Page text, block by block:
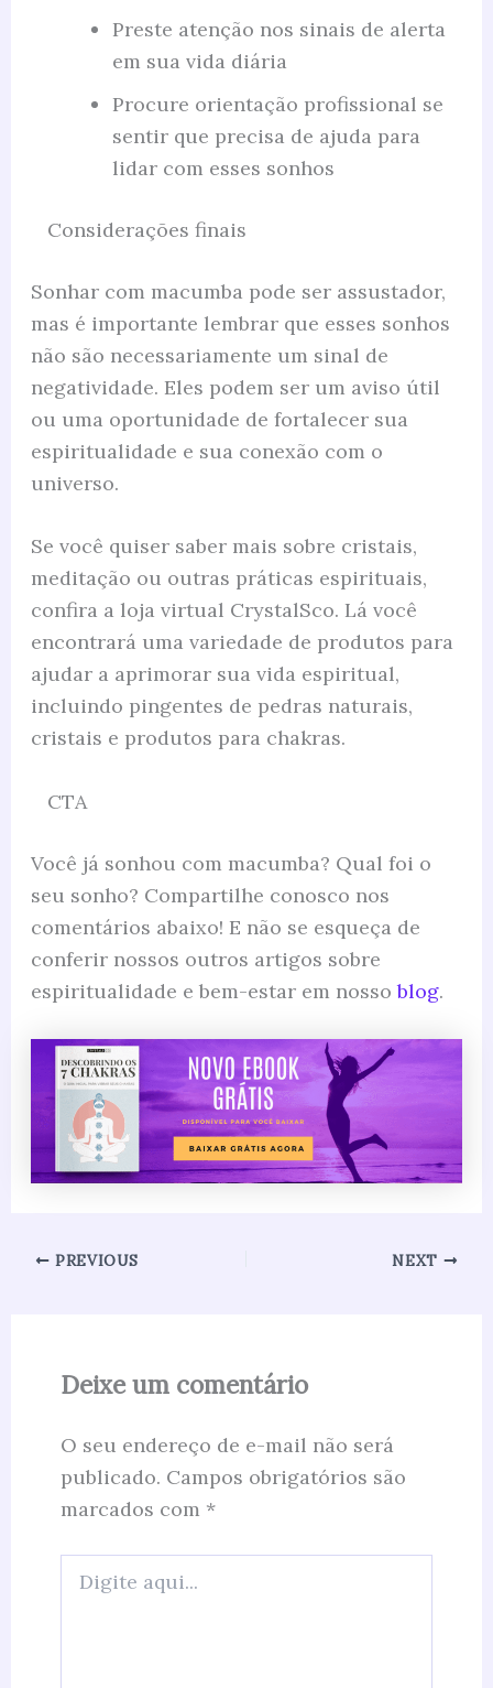
Preste atenção nos sinais de alerta
em sua vida diária
Procure orientação profissional se
sentir que precisa de ajuda para
lidar com esses sonhos
Considerações finais
Sonhar com macumba pode ser assustador,
mas é importante lembrar que esses sonhos
não são necessariamente um sinal de
negatividade. Eles podem ser um aviso útil
ou uma oportunidade de fortalecer sua
espiritualidade e sua conexão com o
universo.
Se você quiser saber mais sobre cristais,
meditação ou outras práticas espirituais,
confira a loja virtual CrystalSco. Lá você
encontrará uma variedade de produtos para
ajudar a aprimorar sua vida espiritual,
incluindo pingentes de pedras naturais,
cristais e produtos para chakras.
CTA
Você já sonhou com macumba? Qual foi o
seu sonho? Compartilhe conosco nos
comentários abaixo! E não se esqueça de
conferir nossos outros artigos sobre
espiritualidade e bem-estar em nossoblog.
PREVIOUS NEXT
Deixe um comentário
O seu endereço de e-mail não será
publicado. Campos obrigatórios são
marcados com *
aqui...